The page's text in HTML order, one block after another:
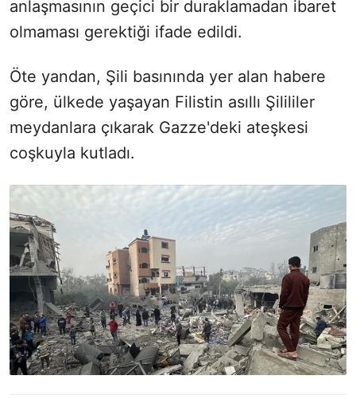
anlaşmasının geçici bir duraklamadan ibaret
olmaması gerektiği ifade edildi.
Öte yandan, Şili basınında yer alan habere
göre, ülkede yaşayan Filistin asıllı Şilililer
meydanlara çıkarak Gazze'deki ateşkesi
coşkuyla kutladı.